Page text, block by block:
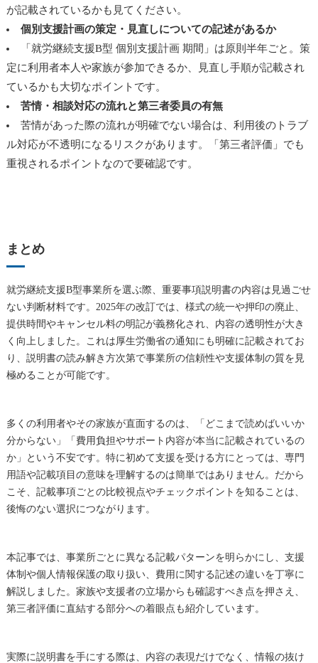
が記載されているかも見てください。
個別支援計画の策定・見直しについての記述があるか
「就労継続支援B型 個別支援計画 期間」は原則半年ごと。策
定に利用者本人や家族が参加できるか、見直し手順が記載され
ているかも大切なポイントです。
苦情・相談対応の流れと第三者委員の有無
苦情があった際の流れが明確でない場合は、利用後のトラブ
ル対応が不透明になるリスクがあります。「第三者評価」でも
重視されるポイントなので要確認です。
まとめ
就労継続支援B型事業所を選ぶ際、重要事項説明書の内容は見過ごせ
ない判断材料です。2025年の改訂では、様式の統一や押印の廃止、
提供時間やキャンセル料の明記が義務化され、内容の透明性が大き
く向上しました。これは厚生労働省の通知にも明確に記載されてお
り、説明書の読み解き方次第で事業所の信頼性や支援体制の質を見
極めることが可能です。
多くの利用者やその家族が直面するのは、「どこまで読めばいいか
分からない」「費用負担やサポート内容が本当に記載されているの
か」という不安です。特に初めて支援を受ける方にとっては、専門
用語や記載項目の意味を理解するのは簡単ではありません。だから
こそ、記載事項ごとの比較視点やチェックポイントを知ることは、
後悔のない選択につながります。
本記事では、事業所ごとに異なる記載パターンを明らかにし、支援
体制や個人情報保護の取り扱い、費用に関する記述の違いを丁寧に
解説しました。家族や支援者の立場からも確認すべき点を押さえ、
第三者評価に直結する部分への着眼点も紹介しています。
実際に説明書を手にする際は、内容の表現だけでなく、情報の抜け